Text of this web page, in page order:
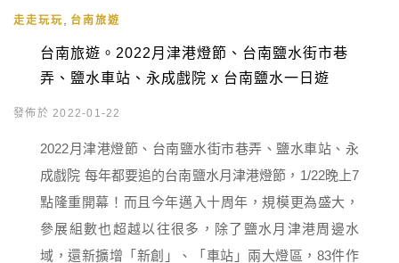
走走玩玩 台南旅遊
台南旅遊。2022月津港燈節、台南鹽水街市巷
弄、鹽水車站、永成戲院 x 台南鹽水一日遊
發佈於 2022-01-22
2022月津港燈節、台南鹽水街市巷弄、鹽水車站、永
成戲院 每年都要追的台南鹽水月津港燈節，1/22晚上7
點隆重開幕！而且今年邁入十周年，規模更為盛大，
參展組數也超越以往很多，除了鹽水月津港周邊水
域，還新擴增「新創」、「車站」兩大燈區，83件作